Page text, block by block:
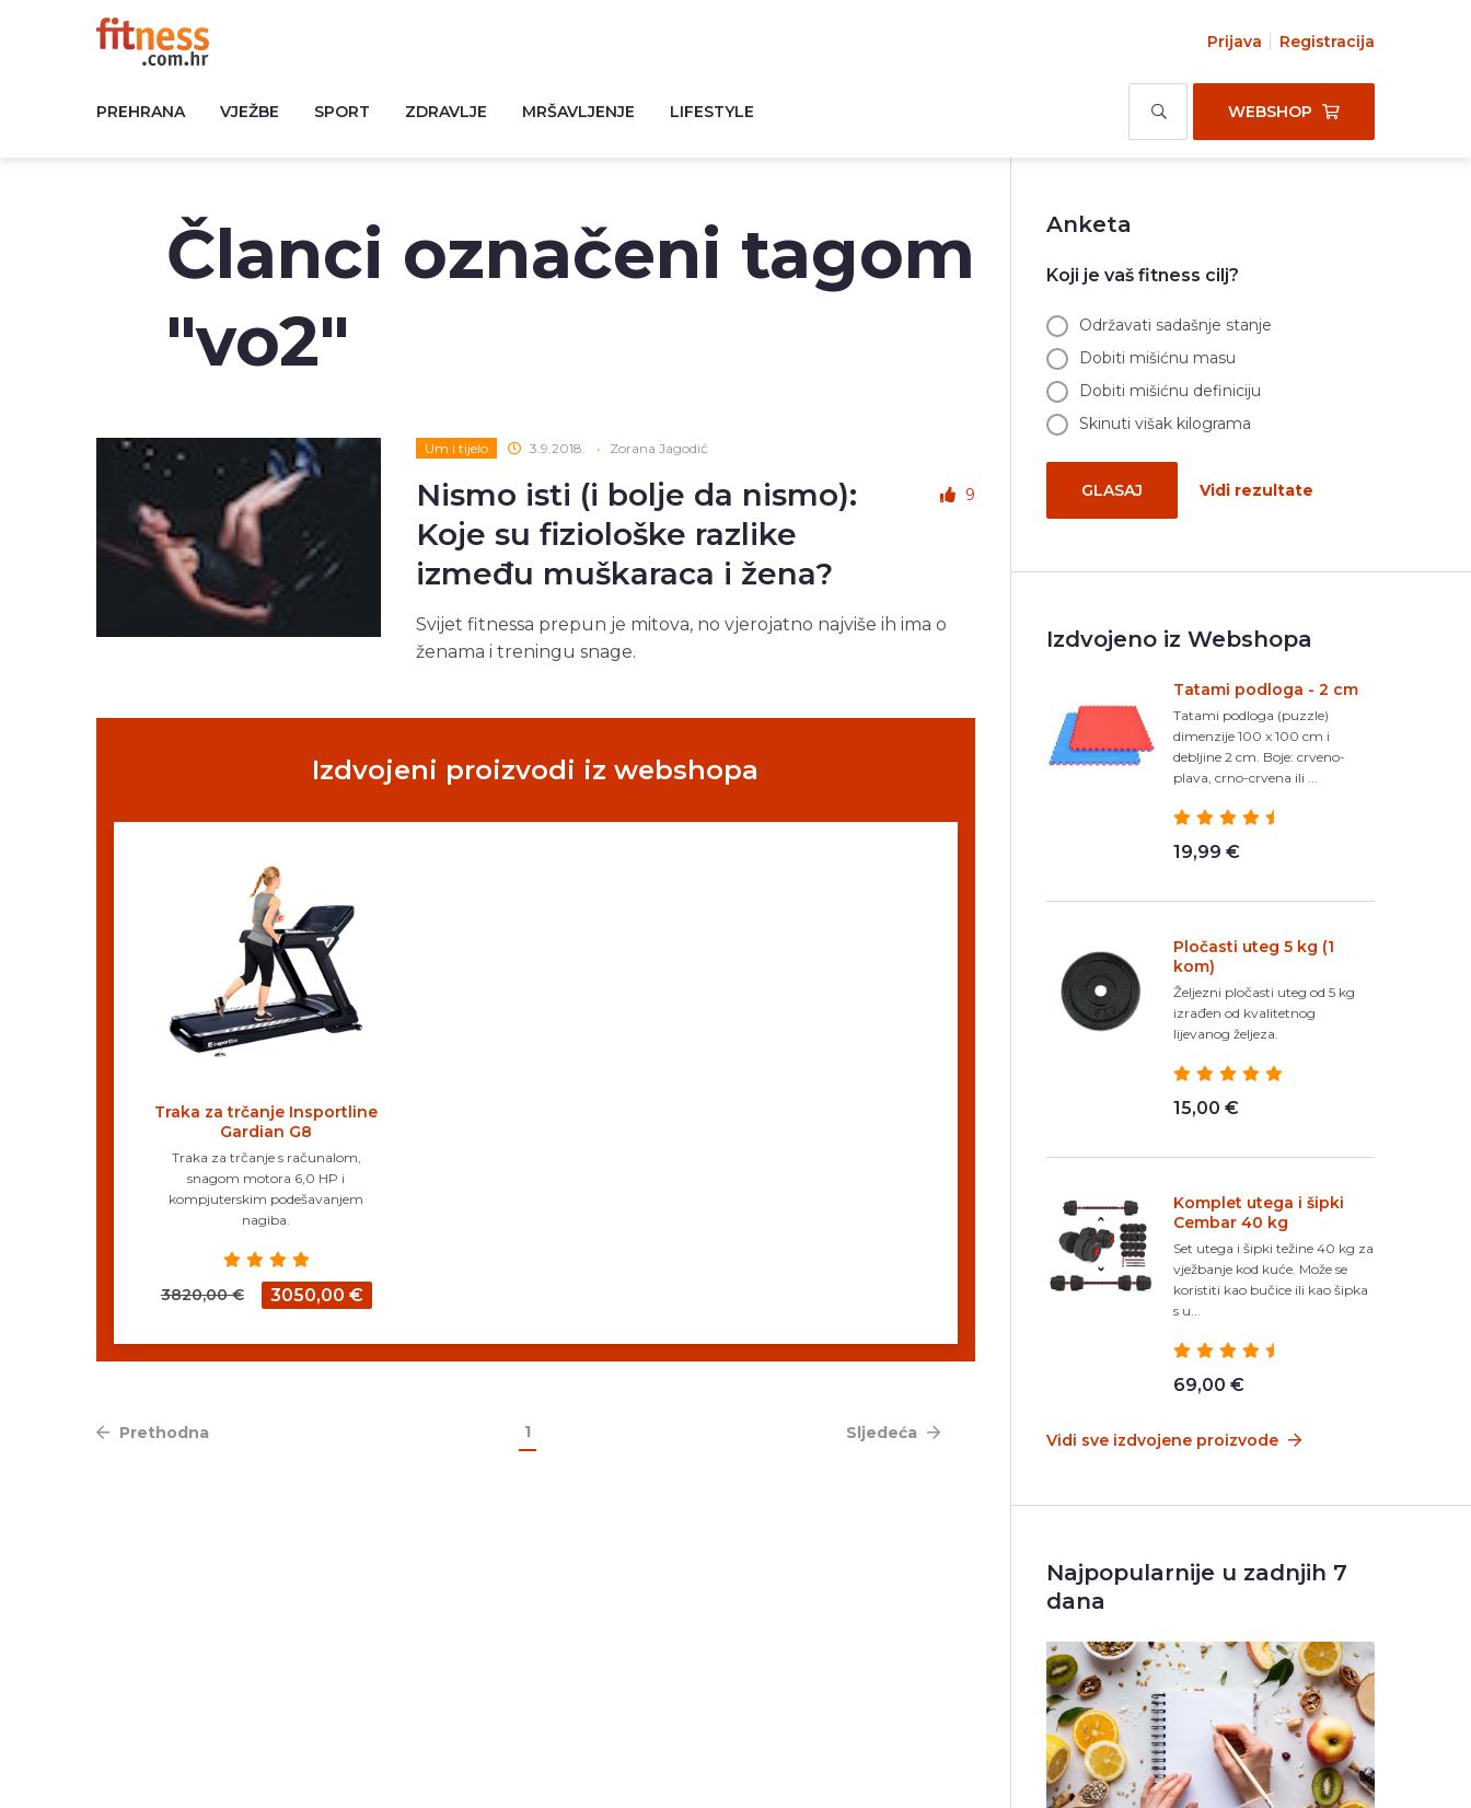
Prijava Registracija
PREHRANA VJEŽBE SPORT ZDRAVLJE MRŠAVLJENJE LIFESTYLE WEBSHOP
Članci označeni tagom
"vo2"
Um i tijelo 3.9.2018. • Zorana Jagodić
Nismo isti (i bolje da nismo):
Koje su fiziološke razlike
između muškaraca i žena?
9
Svijet fitnessa prepun je mitova, no vjerojatno najviše ih ima o
ženama i treningu snage.
Izdvojeni proizvodi iz webshopa
Traka za trčanje Insportline
Gardian G8
Traka za trčanje s računalom,
snagom motora 6,0 HP i
kompjuterskim podešavanjem
nagiba.
3820,00 € 3050,00 €
Prethodna 1 Sljedeća
Anketa
Koji je vaš fitness cilj?
Održavati sadašnje stanje
Dobiti mišićnu masu
Dobiti mišićnu definiciju
Skinuti višak kilograma
GLASAJ Vidi rezultate
Izdvojeno iz Webshopa
Tatami podloga - 2 cm
Tatami podloga (puzzle)
dimenzije 100 x 100 cm i
debljine 2 cm. Boje: crveno-
plava, crno-crvena ili ...
19,99 €
Pločasti uteg 5 kg (1
kom)
Željezni pločasti uteg od 5 kg
izrađen od kvalitetnog
lijevanog željeza.
15,00 €
Komplet utega i šipki
Cembar 40 kg
Set utega i šipki težine 40 kg za
vježbanje kod kuće. Može se
koristiti kao bučice ili kao šipka
s u...
69,00 €
Vidi sve izdvojene proizvode
Najpopularnije u zadnjih 7
dana